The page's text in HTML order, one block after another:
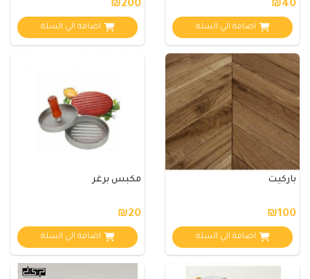
₪40
اضافة الي السلة
₪200
اضافة الي السلة
باركيت
₪100
اضافة الي السلة
مكبس برغر
₪20
اضافة الي السلة